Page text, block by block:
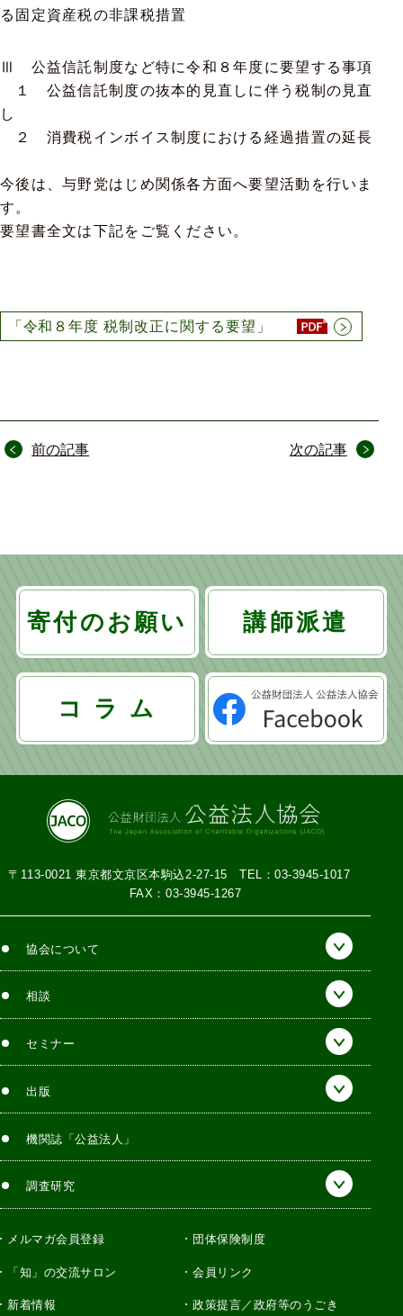
る固定資産税の非課税措置
Ⅲ 公益信託制度など特に令和８年度に要望する事項
１ 公益信託制度の抜本的見直しに伴う税制の見直
し
２ 消費税インボイス制度における経過措置の延長
今後は、与野党はじめ関係各方面へ要望活動を行いま
す。
要望書全文は下記をご覧ください。
「令和８年度 税制改正に関する要望」
投
ゲ
シ
ョ
前の記事 次の記事
寄付のお願い 講師派遣
コ ラ ム
〒113-0021 東京都文京区本駒込2-27-15TEL：03-3945-1017
FAX：03-3945-1267
協会について
相談
セミナー
出版
機関誌「公益法人」
調査研究
メルマガ会員登録 団体保険制度
「知」の交流サロン 会員リンク
新着情報 政策提言／政府等のうごき